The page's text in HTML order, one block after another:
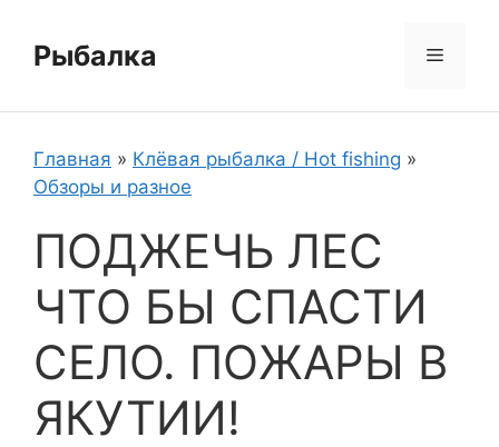
содержимому
Рыбалка Меню
Главная » Клёвая рыбалка / Hot fishing »
Обзоры и разное
ПОДЖЕЧЬ ЛЕС
ЧТО БЫ СПАСТИ
СЕЛО. ПОЖАРЫ В
ЯКУТИИ!